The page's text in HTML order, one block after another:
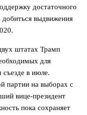
достаточного
добиться выдвижения
штатах Трамп
для
в июле.
партии на выборах с
вице-президент
пока сохраняет